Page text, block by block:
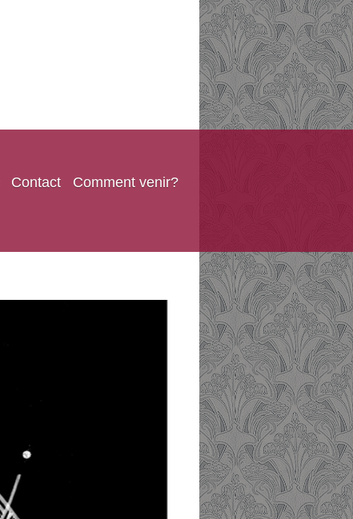
Contact Comment venir?